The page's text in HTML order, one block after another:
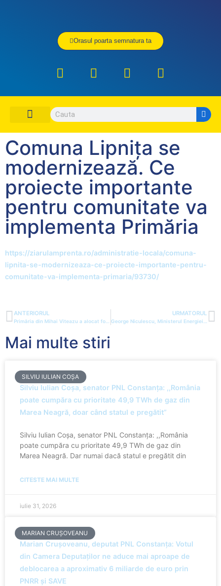
Orasul poarta semnatura ta
Comuna Lipnița se
modernizează. Ce
proiecte importante
pentru comunitate va
implementa Primăria
https://ziarulamprenta.ro/administratie-locala/comuna-
lipnita-se-modernizeaza-ce-proiecte-importante-pentru-
comunitate-va-implementa-primaria/93730/
ANTERIORUL
Primăria din Mihai Viteazu a alocat fonduri pentru construcția unei case mortuare și a clopotniței în satul Sinoe
URMATORUL
George Niculescu, Ministerul Energiei: „Cred că primele molecule de gaze extrase din Marea Neagră le vom avea în sistemul național de transport la sfârșitul anului”
Mai multe stiri
SILVIU IULIAN COȘA
Silviu Iulian Coșa, senator PNL Constanța: ,,România
poate cumpăra cu prioritate 49,9 TWh de gaz din
Marea Neagră, doar când statul e pregătit”
Silviu Iulian Coșa, senator PNL Constanța: ,,România
poate cumpăra cu prioritate 49,9 TWh de gaz din
Marea Neagră. Dar numai dacă statul e pregătit din
CITESTE MAI MULTE
iulie 31, 2026
MARIAN CRUȘOVEANU
Marian Crușoveanu, deputat PNL Constanța: Votul
din Camera Deputaților ne aduce mai aproape de
deblocarea a aproximativ 6 miliarde de euro prin
PNRR și SAVE